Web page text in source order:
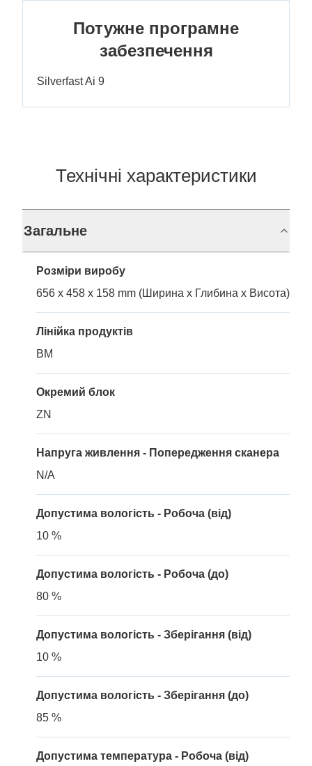
Потужне програмне
забезпечення
Silverfast Ai 9
Технічні характеристики
Загальне
Розміри виробу
656 x 458 x 158 mm (Ширина x Глибина x Висота)
Лінійка продуктів
BM
Окремий блок
ZN
Напруга живлення - Попередження сканера
N/A
Допустима вологість - Робоча (від)
10 %
Допустима вологість - Робоча (до)
80 %
Допустима вологість - Зберігання (від)
10 %
Допустима вологість - Зберігання (до)
85 %
Допустима температура - Робоча (від)